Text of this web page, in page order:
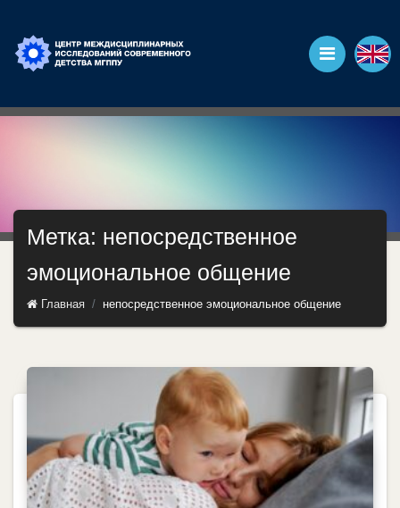
Метка: непосредственное
эмоциональное общение
Главная непосредственное эмоциональное общение